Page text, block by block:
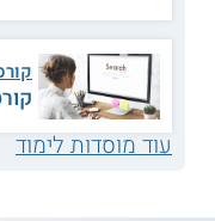
תכנות מונחה
אוקיאנוגרפיה
עוד מוסדות לימוד